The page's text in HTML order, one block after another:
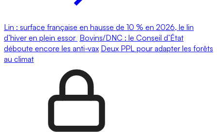
Lin : surface française en hausse de 10 % en 2026, le lin
d’hiver en plein essor Bovins/DNC : le Conseil d’État
déboute encore les anti-vax Deux PPL pour adapter les forêts
au climat